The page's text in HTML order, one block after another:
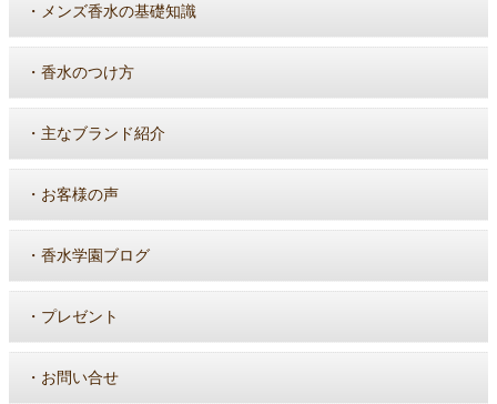
・ メンズ香水の基礎知識
・ 香水のつけ方
・ 主なブランド紹介
・ お客様の声
・ 香水学園ブログ
・ プレゼント
・ お問い合せ